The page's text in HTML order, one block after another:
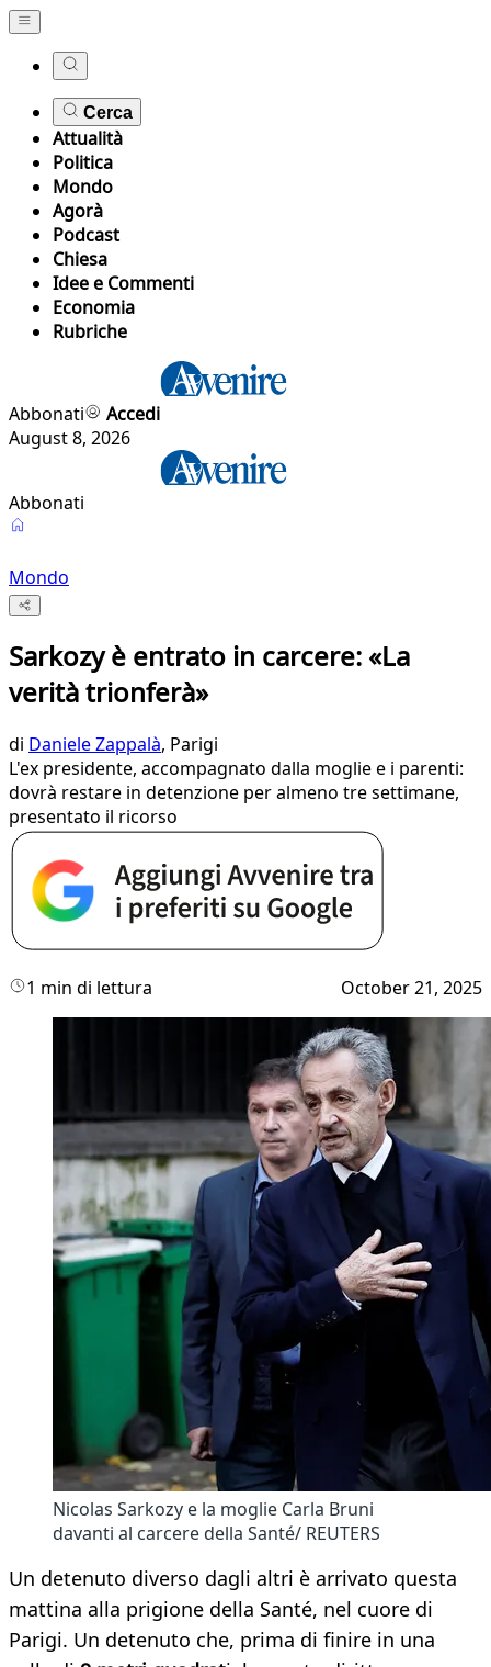
Cerca
Attualità
Politica
Mondo
Agorà
Podcast
Chiesa
Idee e Commenti
Economia
Rubriche
Abbonati
Accedi
August 8, 2026
Abbonati
Mondo
Sarkozy è entrato in carcere: «La
verità trionferà»
di Daniele Zappalà, Parigi
L'ex presidente, accompagnato dalla moglie e i parenti:
dovrà restare in detenzione per almeno tre settimane,
presentato il ricorso
1 min di lettura October 21, 2025
Nicolas Sarkozy e la moglie Carla Bruni
davanti al carcere della Santé/ REUTERS
Un detenuto diverso dagli altri è arrivato questa
mattina alla prigione della Santé, nel cuore di
Parigi. Un detenuto che, prima di finire in una